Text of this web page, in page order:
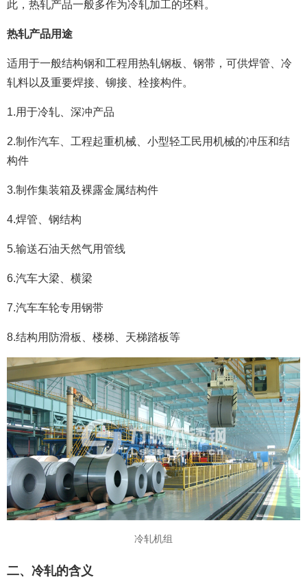
此，热轧产品一般多作为冷轧加工的坯料。
热轧产品用途
适用于一般结构钢和工程用热轧钢板、钢带，可供焊管、冷
轧料以及重要焊接、铆接、栓接构件。
1.用于冷轧、深冲产品
2.制作汽车、工程起重机械、小型轻工民用机械的冲压和结
构件
3.制作集装箱及裸露金属结构件
4.焊管、钢结构
5.输送石油天然气用管线
6.汽车大梁、横梁
7.汽车车轮专用钢带
8.结构用防滑板、楼梯、天梯踏板等
冷轧机组
二、冷轧的含义